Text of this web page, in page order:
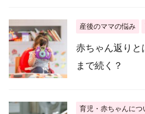
産後のママの悩み
赤ちゃん返りと
まで続く？
育児・赤ちゃんにつ